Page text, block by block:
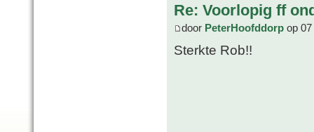
Re: Voorlopig ff
door PeterHoofddorp op
Sterkte Rob!!